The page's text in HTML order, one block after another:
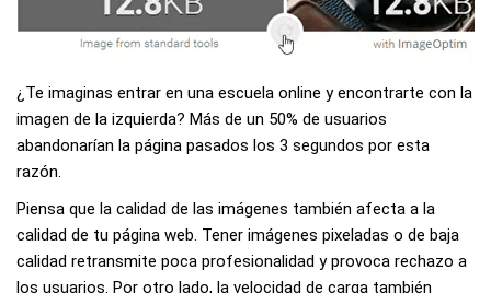
¿Te imaginas entrar en una escuela online y encontrarte con la
imagen de la izquierda? Más de un 50% de usuarios
abandonarían la página pasados los 3 segundos por esta
razón.
Piensa que la calidad de las imágenes también afecta a la
calidad de tu página web. Tener imágenes pixeladas o de baja
calidad retransmite poca profesionalidad y provoca rechazo a
los usuarios. Por otro lado, la velocidad de carga también